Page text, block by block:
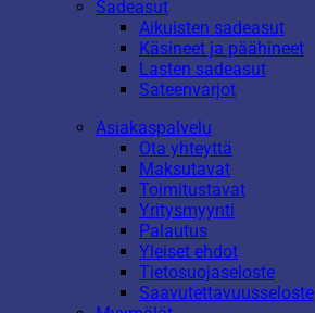
Sadeasut
Aikuisten sadeasut
Käsineet ja päähineet
Lasten sadeasut
Sateenvarjot
Asiakaspalvelu
Ota yhteyttä
Maksutavat
Toimitustavat
Yritysmyynti
Palautus
Yleiset ehdot
Tietosuojaseloste
Saavutettavuusseloste